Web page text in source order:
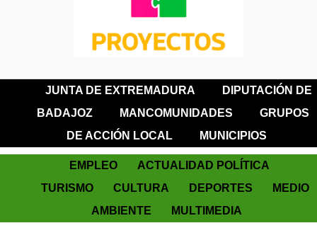
JUNTA DE EXTREMADURA
DIPUTACIÓN DE
BADAJOZ
MANCOMUNIDADES
GRUPOS
DE ACCIÓN LOCAL
MUNICIPIOS
EMPLEO
ACTUALIDAD POLÍTICA
TURISMO
CULTURA DEPORTES
MEDIO
AMBIENTE
MULTIMEDIA